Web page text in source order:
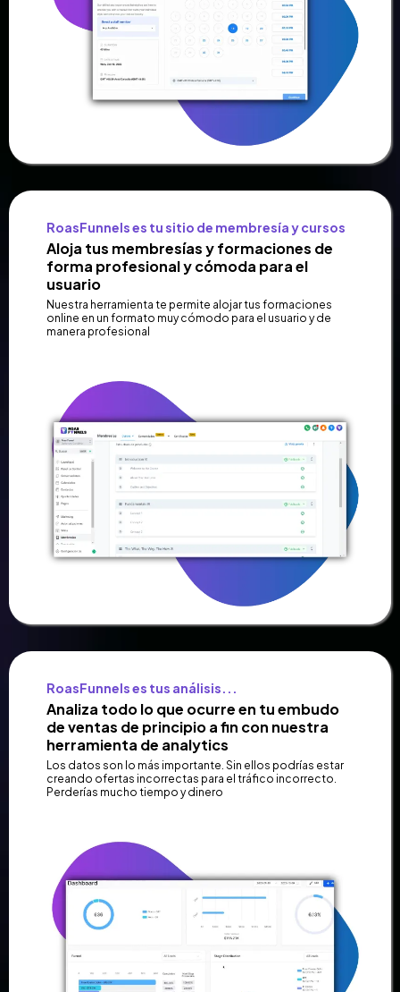
RoasFunnels es tu sitio de membresía y cursos
Aloja tus membresías y formaciones de
forma profesional y cómoda para el
usuario
Nuestra herramienta te permite alojar tus formaciones
online en un formato muy cómodo para el usuario y de
manera profesional
RoasFunnels es tus análisis...
Analiza todo lo que ocurre en tu embudo
de ventas de principio a fin con nuestra
herramienta de analytics
Los datos son lo más importante. Sin ellos podrías estar
creando ofertas incorrectas para el tráfico incorrecto.
Perderías mucho tiempo y dinero